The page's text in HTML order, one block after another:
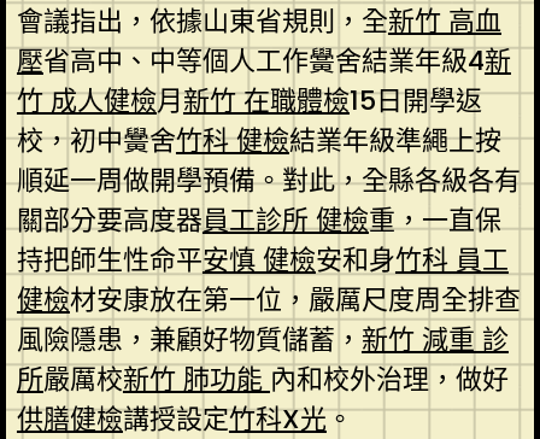
會議指出，依據山東省規則，全新竹 高血
壓省高中、中等個人工作黌舍結業年級4新
竹 成人健檢月新竹 在職體檢15日開學返
校，初中黌舍竹科 健檢結業年級準繩上按
順延一周做開學預備。對此，全縣各級各有
關部分要高度器員工診所 健檢重，一直保
持把師生性命平安慎 健檢安和身竹科 員工
健檢材安康放在第一位，嚴厲尺度周全排查
風險隱患，兼顧好物質儲蓄， 新竹 減重 診
所嚴厲校新竹 肺功能 內和校外治理，做好
供膳健檢講授設定竹科X光。